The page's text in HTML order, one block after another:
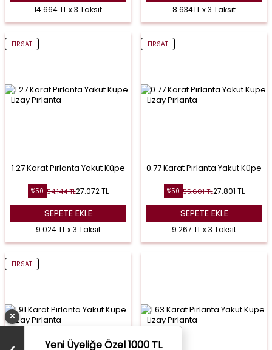
14.664 TL x 3 Taksit 8.634TL x 3 Taksit
FIRSAT
1.27 Karat Pırlanta Yakut Küpe
%50 54.144TL27.072TL
SEPETE EKLE
9.024 TL x 3 Taksit
FIRSAT
0.77 Karat Pırlanta Yakut Küpe
%50 55.601TL27.801 TL
SEPETE EKLE
9.267 TL x 3 Taksit
FIRSAT
×
Yeni Üyeliğe Özel 1000 TL